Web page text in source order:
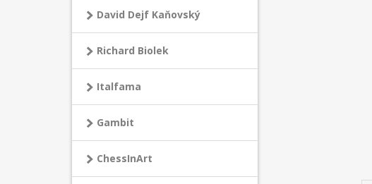
David Dejf Kaňovský
Richard Biolek
Italfama
Gambit
ChessInArt